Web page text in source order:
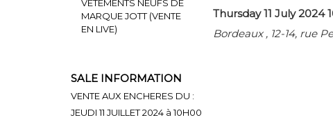
Thursday 11 July 2024
Bordeaux , 12-14, rue
SALE INFORMATION
VENTE AUX ENCHERES DU :
JEUDI 11 JUILLET 2024 à 10H00